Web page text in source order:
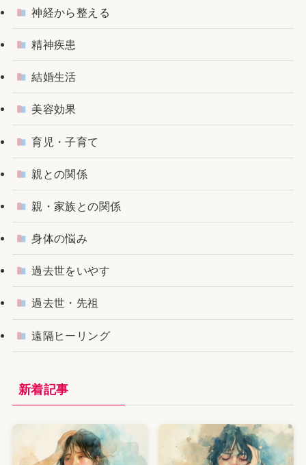
神経から整える
精神疾患
結婚生活
美容効果
育児・子育て
親との関係
親・家族との関係
身体の悩み
過去世をいやす
過去世・先祖
遠隔ヒーリング
新着記事